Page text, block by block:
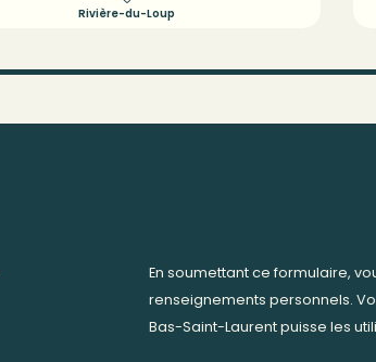
Rivière-du-Loup
En soumettant ce formulaire,
renseignements personnels.
Bas-Saint-Laurent puisse les